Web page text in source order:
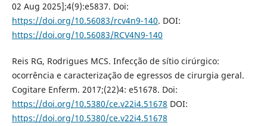
02 Aug 2025];4(9):e5837. Doi:
https://doi.org/10.56083/rcv4n9-140. DOI:
https://doi.org/10.56083/RCV4N9-140
Reis RG, Rodrigues MCS. Infecção de sítio cirúrgico:
ocorrência e caracterização de egressos de cirurgia geral.
Cogitare Enferm. 2017;(22)4: e51678. Doi:
https://doi.org/10.5380/ce.v22i4.51678 DOI:
https://doi.org/10.5380/ce.v22i4.51678